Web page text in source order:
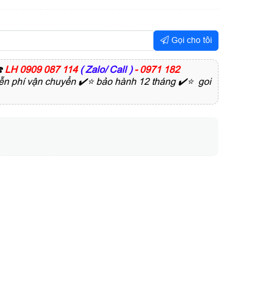
Gọi cho tôi
LH 0909 087 114 ( Zalo/ Call )- 0971 182
phí vận chuyển ✔️⭐ bảo hành 12 tháng ✔️⭐ goi